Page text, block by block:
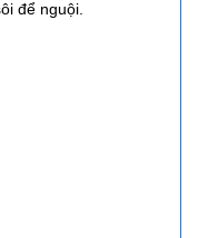
để nguội.